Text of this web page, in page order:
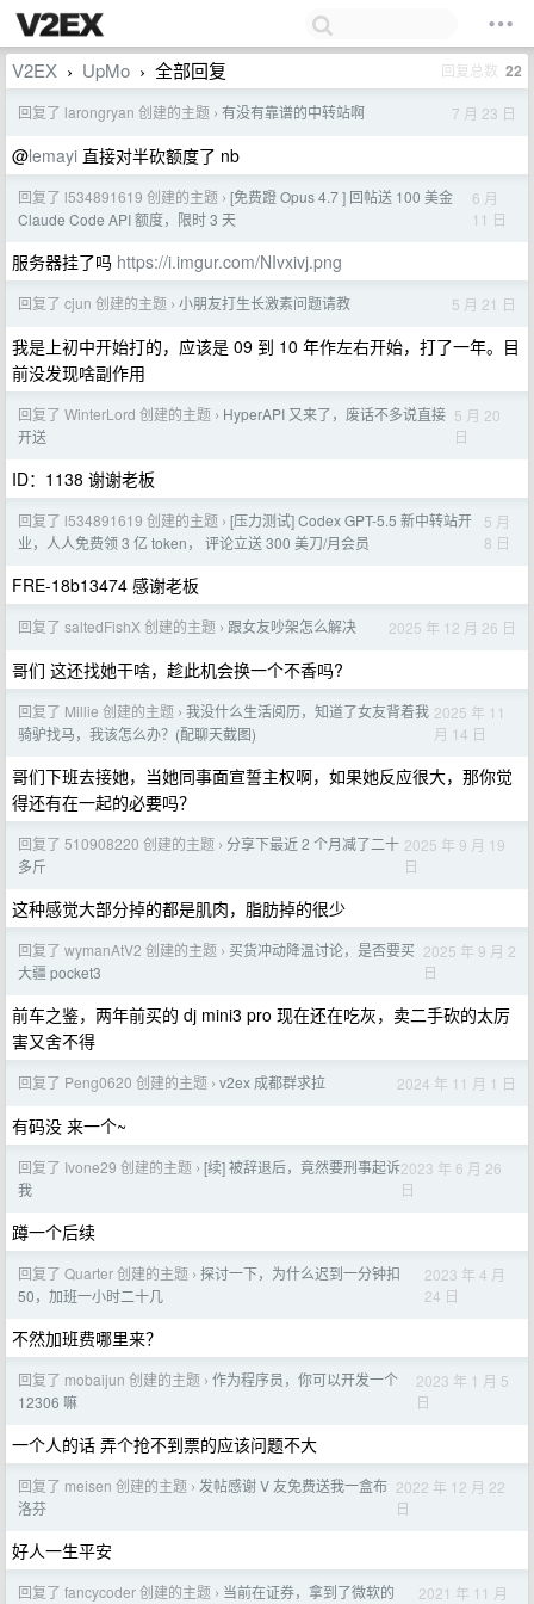
V2EX › UpMo › 全部回复 回复总数 22
回复了 larongryan 创建的主题 › 有没有靠谱的中转站啊 7 月 23 日
@lemayi 直接对半砍额度了 nb
回复了 l534891619 创建的主题 › [免费蹬 Opus 4.7 ] 回帖送 100 美金
Claude Code API 额度，限时 3 天
6 月
11 日
服务器挂了吗 https://i.imgur.com/NIvxivj.png
回复了 cjun 创建的主题 › 小朋友打生长激素问题请教 5 月 21 日
我是上初中开始打的，应该是 09 到 10 年作左右开始，打了一年。目
前没发现啥副作用
回复了 WinterLord 创建的主题 › HyperAPI 又来了，废话不多说直接
开送
5 月 20
日
ID：1138 谢谢老板
回复了 l534891619 创建的主题 › [压力测试] Codex GPT-5.5 新中转站开
业，人人免费领 3 亿 token， 评论立送 300 美刀/月会员
5 月
8 日
FRE-18b13474 感谢老板
回复了 saltedFishX 创建的主题 › 跟女友吵架怎么解决 2025 年 12 月 26 日
哥们 这还找她干啥，趁此机会换一个不香吗?
回复了 Millie 创建的主题 › 我没什么生活阅历，知道了女友背着我
骑驴找马，我该怎么办？(配聊天截图)
2025 年 11
月 14 日
哥们下班去接她，当她同事面宣誓主权啊，如果她反应很大，那你觉
得还有在一起的必要吗？
回复了 510908220 创建的主题 › 分享下最近 2 个月减了二十
多斤
2025 年 9 月 19
日
这种感觉大部分掉的都是肌肉，脂肪掉的很少
回复了 wymanAtV2 创建的主题 › 买货冲动降温讨论，是否要买
大疆 pocket3
2025 年 9 月 2
日
前车之鉴，两年前买的 dj mini3 pro 现在还在吃灰，卖二手砍的太厉
害又舍不得
回复了 Peng0620 创建的主题 › v2ex 成都群求拉 2024 年 11 月 1 日
有码没 来一个~
回复了 Ivone29 创建的主题 › [续] 被辞退后，竟然要刑事起诉
我
2023 年 6 月 26
日
蹲一个后续
回复了 Quarter 创建的主题 › 探讨一下，为什么迟到一分钟扣
50，加班一小时二十几
2023 年 4 月
24 日
不然加班费哪里来？
回复了 mobaijun 创建的主题 › 作为程序员，你可以开发一个
12306 嘛
2023 年 1 月 5
日
一个人的话 弄个抢不到票的应该问题不大
回复了 meisen 创建的主题 › 发帖感谢 V 友免费送我一盒布
洛芬
2022 年 12 月 22
日
好人一生平安
回复了 fancycoder 创建的主题 › 当前在证券，拿到了微软的
2021 年 11 月